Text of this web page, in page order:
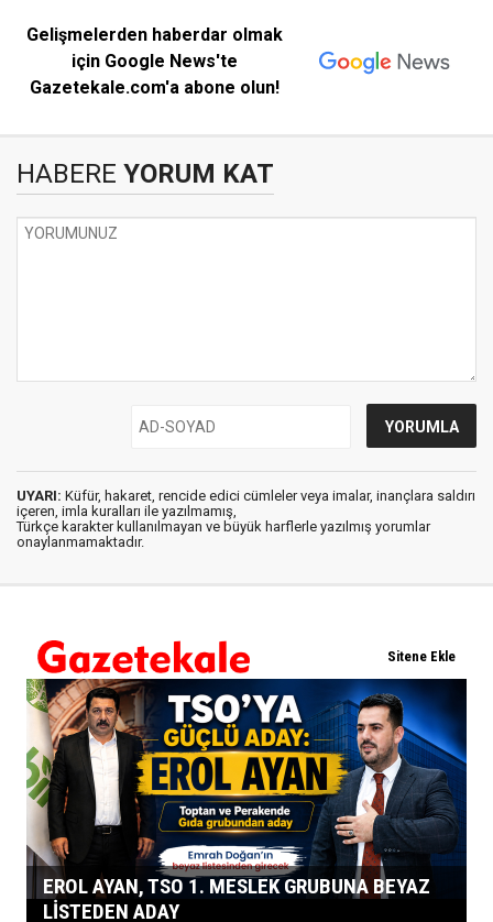
Gelişmelerden haberdar olmak
için Google News'te
Gazetekale.com'a abone olun!
HABERE YORUM KAT
UYARI: Küfür, hakaret, rencide edici cümleler veya imalar, inançlara saldırı
içeren, imla kuralları ile yazılmamış,
Türkçe karakter kullanılmayan ve büyük harflerle yazılmış yorumlar
onaylanmamaktadır.